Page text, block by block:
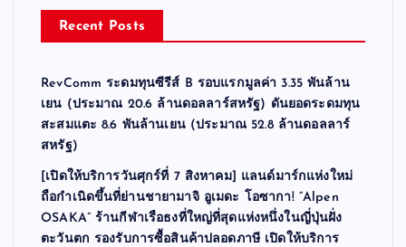
Recent Posts
RevComm ระดมทุนซีรีส์ B รอบแรกมูลค่า 3.35 พันล้าน
เยน (ประมาณ 20.6 ล้านดอลลาร์สหรัฐ) ดันยอดระดมทุน
สะสมแตะ 8.6 พันล้านเยน (ประมาณ 52.8 ล้านดอลลาร์
สหรัฐ)
[เปิดให้บริการวันศุกร์ที่ 7 สิงหาคม] แลนด์มาร์กแห่งใหม่
ถือกำเนิดขึ้นที่ย่านชายามาจิ อูเมดะ โอซากา! “Alpen
OSAKA” ร้านกีฬาเรือธงที่ใหญ่ที่สุดแห่งหนึ่งในญี่ปุ่นฝั่ง
ตะวันตก รองรับการซื้อสินค้าปลอดภาษี เปิดให้บริการ